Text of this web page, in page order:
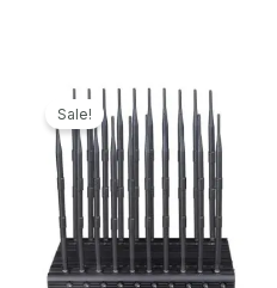
Sale!
Ursprünglicher
Preis
war:
1.199,00€
Aktueller
Preis
ist:
699,99€.